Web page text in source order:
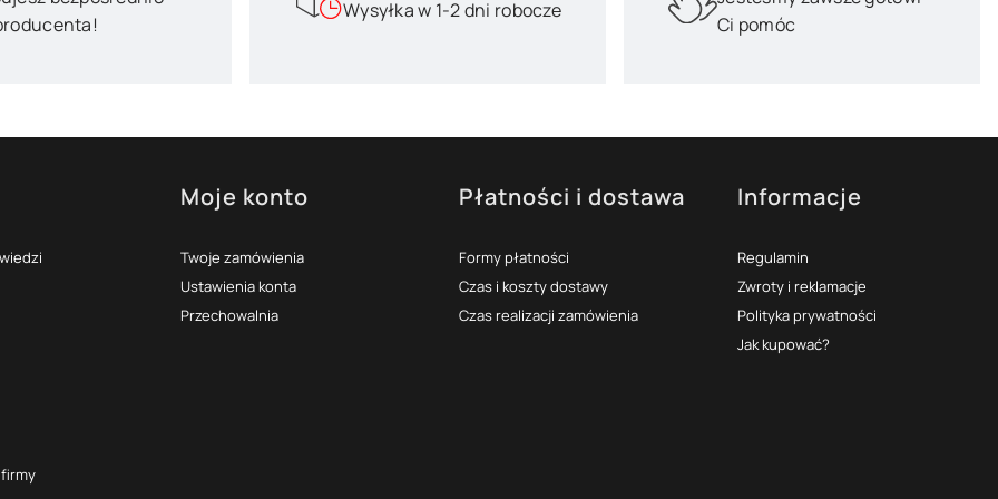
Wysyłka w 1-2 dni robocze
Ci pomóc
Moje konto
Twoje zamówienia
Ustawienia konta
Przechowalnia
Płatności i dostawa
Formy płatności
Czas i koszty dostawy
Czas realizacji zamówienia
Informacje
Regulamin
Zwroty i reklamacje
Polityka prywatności
Jak kupować?